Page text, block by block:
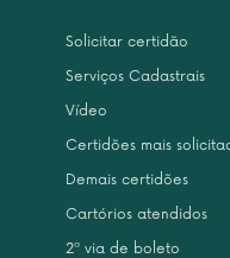
Solicitar certidão
Serviços Cadastrais
Vídeo
Certidões mais
Demais certidões
Cartórios atendidos
2ª via de boleto